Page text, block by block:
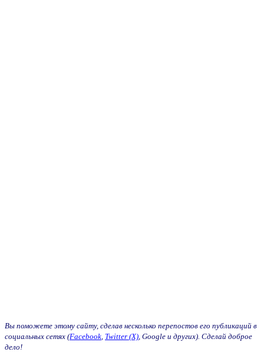
Вы поможете этому сайту, сделав несколько перепостов его публикаций в
социальных сетях (Facebook Twitter (X) , Google и других). Сделай доброе
дело!